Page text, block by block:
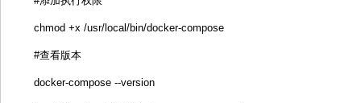
chmod +x /usr/local/bin/docker-compose
#查看版本
docker-compose --version